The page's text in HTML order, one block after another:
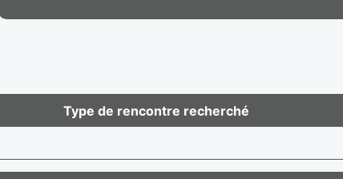
Type de rencontre recherché